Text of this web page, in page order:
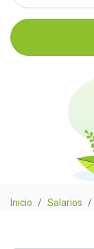
Inicio Salarios